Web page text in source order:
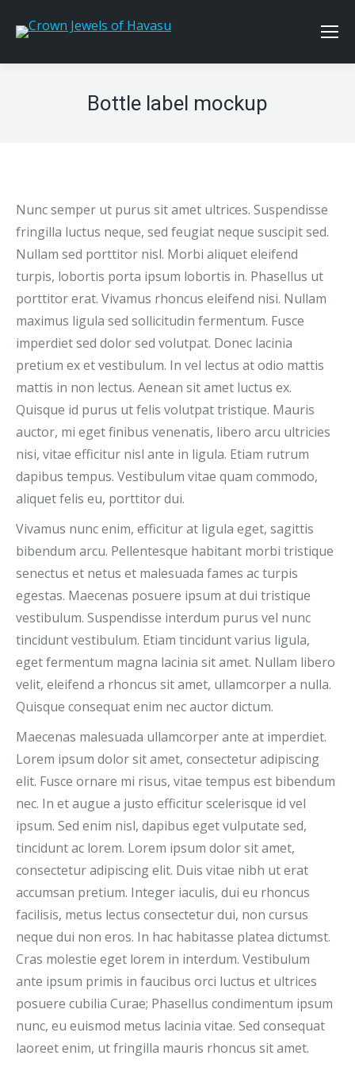
Bottle label mockup
Nunc semper ut purus sit amet ultrices. Suspendisse
fringilla luctus neque, sed feugiat neque suscipit sed.
Nullam sed porttitor nisl. Morbi aliquet eleifend
turpis, lobortis porta ipsum lobortis in. Phasellus ut
porttitor erat. Vivamus rhoncus eleifend nisi. Nullam
maximus ligula sed sollicitudin fermentum. Fusce
imperdiet sed dolor sed volutpat. Donec lacinia
pretium ex et vestibulum. In vel lectus at odio mattis
mattis in non lectus. Aenean sit amet luctus ex.
Quisque id purus ut felis volutpat tristique. Mauris
auctor, mi eget finibus venenatis, libero arcu ultricies
nisi, vitae efficitur nisl ante in ligula. Etiam rutrum
dapibus tempus. Vestibulum vitae quam commodo,
aliquet felis eu, porttitor dui.
Vivamus nunc enim, efficitur at ligula eget, sagittis
bibendum arcu. Pellentesque habitant morbi tristique
senectus et netus et malesuada fames ac turpis
egestas. Maecenas posuere ipsum at dui tristique
vestibulum. Suspendisse interdum purus vel nunc
tincidunt vestibulum. Etiam tincidunt varius ligula,
eget fermentum magna lacinia sit amet. Nullam libero
velit, eleifend a rhoncus sit amet, ullamcorper a nulla.
Quisque consequat enim nec auctor dictum.
Maecenas malesuada ullamcorper ante at imperdiet.
Lorem ipsum dolor sit amet, consectetur adipiscing
elit. Fusce ornare mi risus, vitae tempus est bibendum
nec. In et augue a justo efficitur scelerisque id vel
ipsum. Sed enim nisl, dapibus eget vulputate sed,
tincidunt ac lorem. Lorem ipsum dolor sit amet,
consectetur adipiscing elit. Duis vitae nibh ut erat
accumsan pretium. Integer iaculis, dui eu rhoncus
facilisis, metus lectus consectetur dui, non cursus
neque dui non eros. In hac habitasse platea dictumst.
Cras molestie eget lorem in interdum. Vestibulum
ante ipsum primis in faucibus orci luctus et ultrices
posuere cubilia Curae; Phasellus condimentum ipsum
nunc, eu euismod metus lacinia vitae. Sed consequat
laoreet enim, ut fringilla mauris rhoncus sit amet.